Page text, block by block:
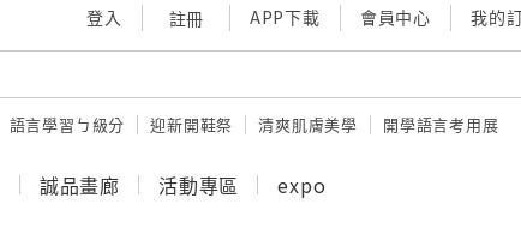
登入 註冊 APP下載 會員中心 我的
語言學習ㄅ級分 迎新開鞋祭 清爽肌膚美學 開學語言考用展
誠品畫廊 活動專區 expo